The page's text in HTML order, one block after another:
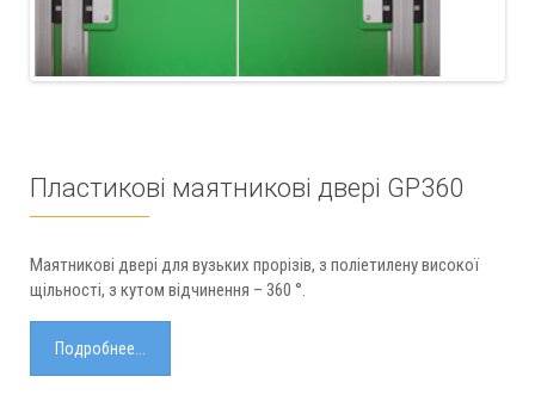
Пластикові маятникові двері GP360
Маятникові двері для вузьких прорізів, з поліетилену високої
щільності, з кутом відчинення – 360 °.
Подробнее...